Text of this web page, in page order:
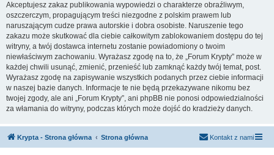
Akceptujesz zakaz publikowania wypowiedzi o charakterze obraźliwym,
oszczerczym, propagującym treści niezgodne z polskim prawem lub
naruszającym cudze prawa autorskie i dobra osobiste. Naruszenie tego
zakazu może skutkować dla ciebie całkowitym zablokowaniem dostępu do tej
witryny, a twój dostawca internetu zostanie powiadomiony o twoim
niewłaściwym zachowaniu. Wyrażasz zgodę na to, że „Forum Krypty” może w
każdej chwili usunąć, zmienić, przenieść lub zamknąć każdy twój temat, post.
Wyrażasz zgodę na zapisywanie wszystkich podanych przez ciebie informacji
w naszej bazie danych. Informacje te nie będą przekazywane nikomu bez
twojej zgody, ale ani „Forum Krypty”, ani phpBB nie ponosi odpowiedzialności
za włamania do witryny, podczas których może dojść do kradzieży danych.
Krypta - Strona główna Strona główna Kontakt z nami